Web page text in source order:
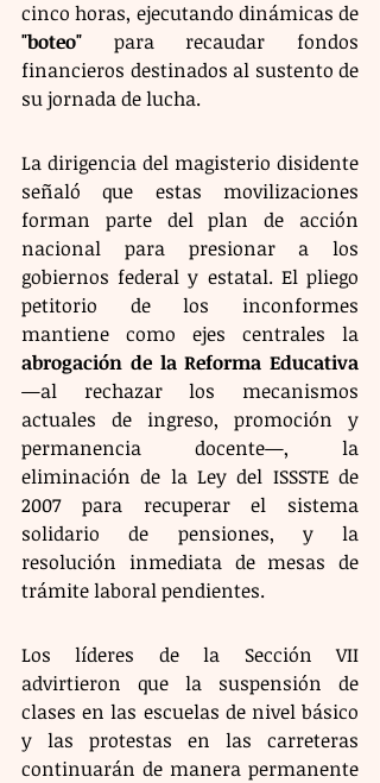
"boteo" para recaudar fondos
financieros destinados al sustento de
su jornada de lucha.
La dirigencia del magisterio disidente
señaló que estas movilizaciones
forman parte del plan de acción
nacional para presionar a los
gobiernos federal y estatal. El pliego
petitorio de los inconformes
abrogación de la Reforma Educativa
—al rechazar los mecanismos
actuales de ingreso, promoción y
permanencia docente—, la
eliminación de la Ley del ISSSTE de
2007 para recuperar el sistema
solidario de pensiones, y la
resolución inmediata de mesas de
trámite laboral pendientes.
Los líderes de la Sección VII
advirtieron que la suspensión de
clases en las escuelas de nivel básico
y las protestas en las carreteras
continuarán de manera permanente